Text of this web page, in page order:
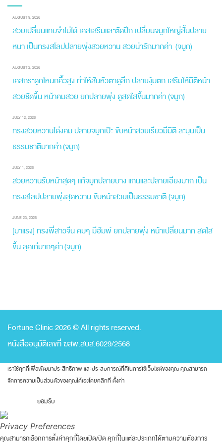
AUGUST 9, 2026
สวยเปลี่ยนแทบจำไม่ได้ เคสเสริมและตัดปีก เปลี่ยนจมูกใหญ่สั้นปลาย
หนา เป็นทรงสโลปปลายพุ่งสวยหวาน สวยน่ารักมากค่า (จมูก)
AUGUST 2, 2026
เคสกระดูกโหนกคิ้วสูง ทำให้สันหัวตาดูลึก ปลายงุ้มตก เสริมให้มิติหน้า
สวยชัดขึ้น หน้าคมสวย ยกปลายพุ่ง ดูสดใสขึ้นมากค่า (จมูก)
JULY 12, 2026
ทรงสวยหวานโด่งคม ปลายจมูกเป๊ะ ขับหน้าสวยเรียวมีมิติ ละมุนเป็น
ธรรมชาติมากค่า (จมูก)
JULY 1, 2026
สวยหวานรับหน้าสุดๆ แก้จมูกปลายบาง แกนและปลายเอียงมาก เป็น
ทรงสโลปปลายพุ่งสุดหวาน ขับหน้าสวยเป็นธรรมชาติ (จมูก)
JUNE 23, 2026
[มาแรง] ทรงพี่สาวจีน คมๆ มีฮัมพ์ ยกปลายพุ่ง หน้าเปลี่ยนมาก สดใส
ขึ้น ลุคเก๋มากๆค่า (จมูก)
Fortune Clinic 2026 © All rights reserved.
หนังสืออนุมัติเลขที่ ฆสพ.สบส.6029/2568
เราใช้คุกกี้เพื่อพัฒนาประสิทธิภาพ และประสบการณ์ที่ดีในการใช้เว็บไซต์ของคุณ คุณสามารถ
จัดการความเป็นส่วนตัวของคุณได้เองโดยคลิกที่ตั้งค่า
ยอมรับ
Privacy Preferences
คุณสามารถเลือกการตั้งค่าคุกกี้โดยเปิด/ปิด คุกกี้ในแต่ละประเภทได้ตามความต้องการ